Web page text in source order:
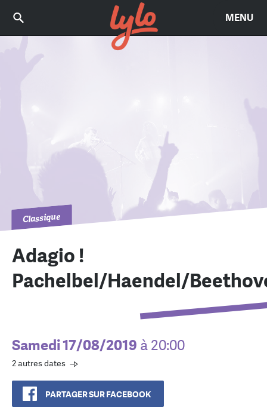
MENU
Classique
Adagio !
Pachelbel/Haendel/
Samedi 17/08/2019 à 20:00
2 autres dates
PARTAGER SUR FACEBOOK